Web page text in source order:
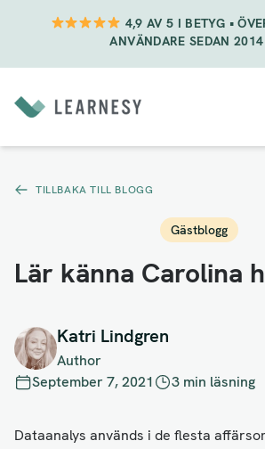
4,9 AV 5 I BETYG •
ANVÄNDARE SEDAN 2014
till
innehåll
TILLBAKA TILL BLOGG
Gästblogg
Lär känna Carolina
Katri Lindgren
Author
September 7, 2021
3 min läsning
Dataanalys används i de flesta